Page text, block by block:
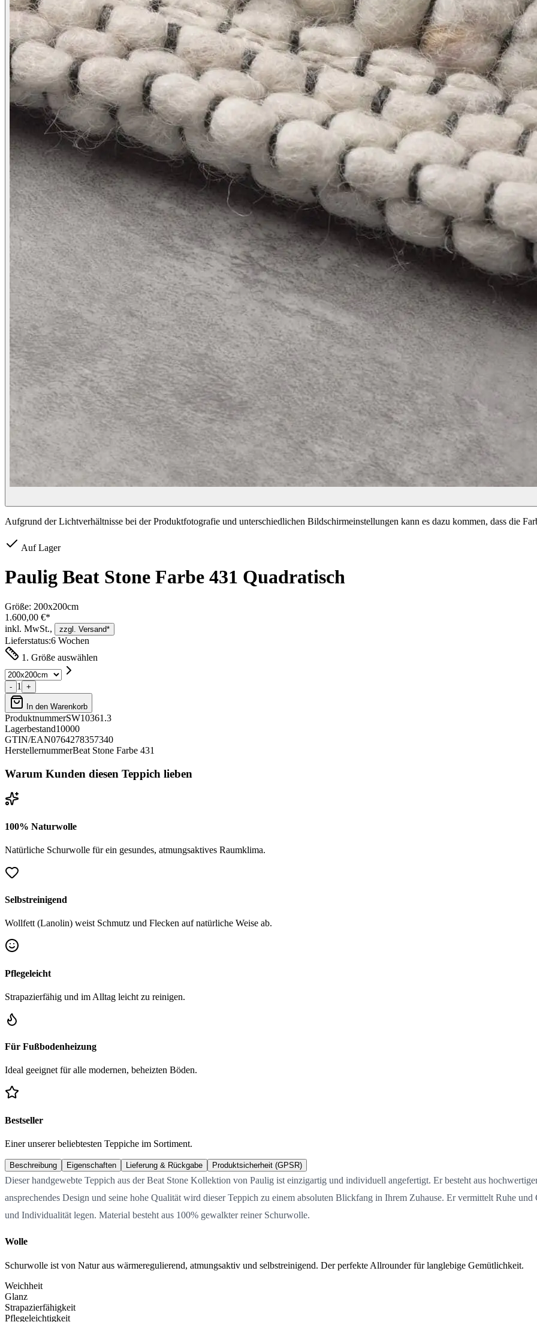
Aufgrund der Lichtverhältnisse bei der Produktfotografie und unterschiedlichen Bildschirmeinstellungen kann es dazu kommen, dass die
Auf Lager
Paulig Beat Stone Farbe 431 Quadratisch
Größe: 200x200cm
1.600,00 €*
inkl. MwSt.,
zzgl. Versand*
Lieferstatus:6 Wochen
1. Größe auswählen
- 1 +
In den Warenkorb
ProduktnummerSW10361.3
Lagerbestand10000
GTIN/EAN0764278357340
HerstellernummerBeat Stone Farbe 431
Warum Kunden diesen Teppich lieben
100% Naturwolle
Natürliche Schurwolle für ein gesundes, atmungsaktives Raumklima.
Selbstreinigend
Wollfett (Lanolin) weist Schmutz und Flecken auf natürliche Weise ab.
Pflegeleicht
Strapazierfähig und im Alltag leicht zu reinigen.
Für Fußbodenheizung
Ideal geeignet für alle modernen, beheizten Böden.
Bestseller
Einer unserer beliebtesten Teppiche im Sortiment.
Beschreibung Eigenschaften Lieferung & Rückgabe Produktsicherheit (GPSR)
Dieser handgewebte Teppich aus der Beat Stone Kollektion von Paulig ist einzigartig und individuell angefertigt. Er besteht aus
ansprechendes Design und seine hohe Qualität wird dieser Teppich zu einem absoluten Blickfang in Ihrem Zuhause. Er vermittelt Ruhe
und Individualität legen. Material besteht aus 100% gewalkter reiner Schurwolle.
Wolle
Schurwolle ist von Natur aus wärmeregulierend, atmungsaktiv und selbstreinigend. Der perfekte Allrounder für langlebige Gemütlichkeit.
Weichheit
Glanz
Strapazierfähigkeit
Pflegeleichtigkeit